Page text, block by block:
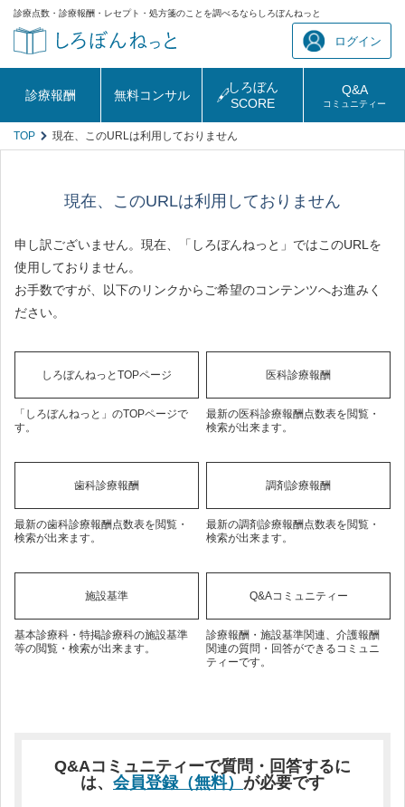
診療点数・診療報酬・レセプト・処方箋のことを調べるならしろぼんねっと
ログイン
診療報酬 無料コンサル
しろぼん
SCORE
Q&A
コミュニティー
TOP 現在、このURLは利用しておりません
現在、このURLは利用しておりません
申し訳ございません。現在、「しろぼんねっと」ではこのURLを
使用しておりません。
お手数ですが、以下のリンクからご希望のコンテンツへお進みく
ださい。
しろぼんねっとTOPページ
「しろぼんねっと」のTOPページで
す。
医科診療報酬
最新の医科診療報酬点数表を閲覧・
検索が出来ます。
歯科診療報酬
最新の歯科診療報酬点数表を閲覧・
検索が出来ます。
調剤診療報酬
最新の調剤診療報酬点数表を閲覧・
検索が出来ます。
施設基準
基本診療科・特掲診療科の施設基準
等の閲覧・検索が出来ます。
Q&Aコミュニティー
診療報酬・施設基準関連、介護報酬
関連の質問・回答ができるコミュニ
ティーです。
Q&Aコミュニティーで質問・回答するに
は、 会員登録（無料） が必要です